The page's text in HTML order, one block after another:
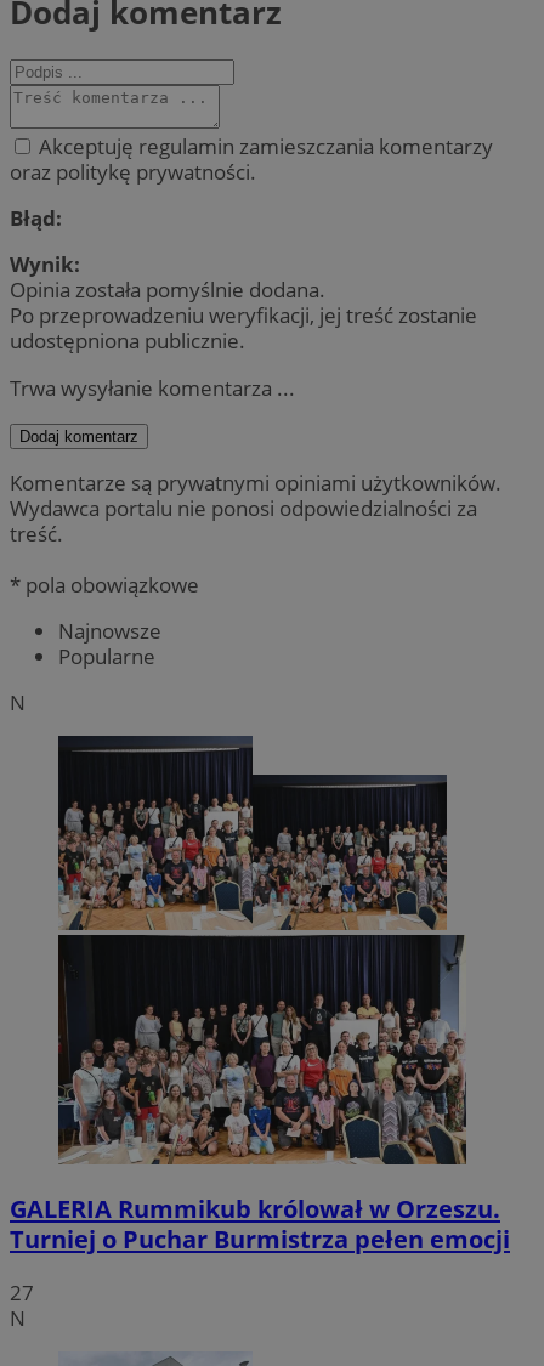
Dodaj komentarz
Akceptuję regulamin zamieszczania komentarzy
oraz politykę prywatności.
Błąd:
Wynik:
Opinia została pomyślnie dodana.
Po przeprowadzeniu weryfikacji, jej treść zostanie
udostępniona publicznie.
Trwa wysyłanie komentarza ...
Dodaj komentarz
Komentarze są prywatnymi opiniami użytkowników.
Wydawca portalu nie ponosi odpowiedzialności za
treść.
* pola obowiązkowe
Najnowsze
Popularne
N
GALERIA Rummikub królował w Orzeszu.
Turniej o Puchar Burmistrza pełen emocji
27
N